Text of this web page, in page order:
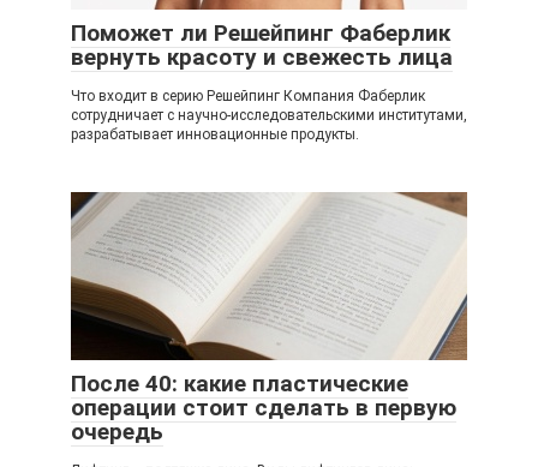
Поможет ли Решейпинг Фаберлик
вернуть красоту и свежесть лица
Что входит в серию Решейпинг Компания Фаберлик
сотрудничает с научно-исследовательскими институтами,
разрабатывает инновационные продукты.
После 40: какие пластические
операции стоит сделать в первую
очередь